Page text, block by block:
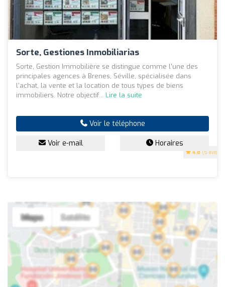
Sorte, Gestiones Inmobiliarias
4.8 (5 avis)
Sorte, Gestion Immobilière se distingue comme l'une des
principales agences à Brenes, Séville, spécialisée dans
l'achat, la vente et la location de tous types de biens
immobiliers. Notre objectif... Lire la suite
Voir le téléphone
Voir e-mail Horaires